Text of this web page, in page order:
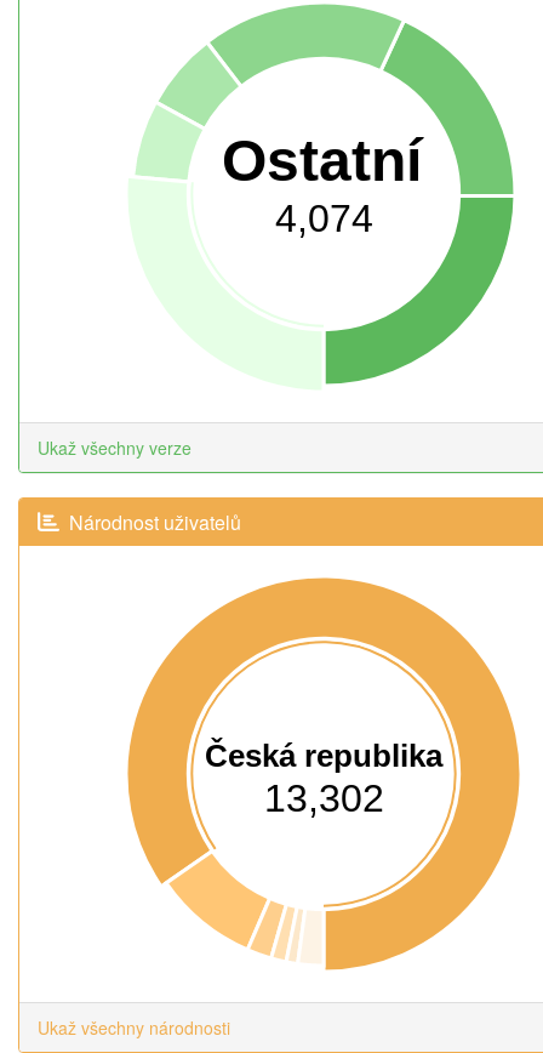
Ostatní
4,074
Ukaž všechny verze
Národnost uživatelů
Česká republika
13,302
Ukaž všechny národnosti